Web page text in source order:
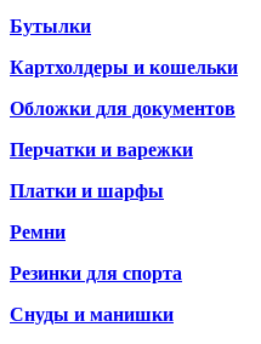
Бутылки
Картхолдеры и кошельки
Обложки для документов
Перчатки и варежки
Платки и шарфы
Ремни
Резинки для спорта
Снуды и манишки